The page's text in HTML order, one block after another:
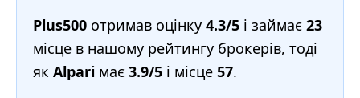
Plus500 отримав оцінку 4.3/5 і займає 23
місце в нашому рейтингу брокерів, тоді
як Alpari має 3.9/5 і місце 57.